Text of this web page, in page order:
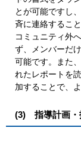
とが可能ですし
斉に連絡するこ
コミュニティ外
ず、メンバーだ
可能です。また
れたレポートを
加することで、
(3) 指導計画・